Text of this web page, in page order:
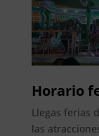
Horario
Llegas ferias
las